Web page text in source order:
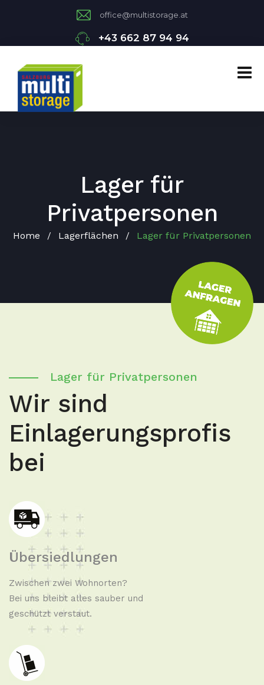
office@multistorage.at
+43 662 87 94 94
Lager für
Privatpersonen
Home / Lagerflächen / Lager für Privatpersonen
Lager für Privatpersonen
Wir sind
Einlagerungsprofis
bei
Übersiedlungen
Zwischen zwei Wohnorten?
Bei uns bleibt alles sauber und
geschützt verstaut.